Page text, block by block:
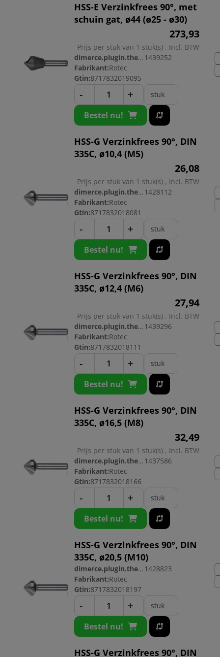
HSS-E Verzinkfrees 90°, met
schuin gat, ø44 (ø25 - ø30)
273,93
Prijs per stuk van 1 stuk(s) , Incl. BTW
dimerce.plugin.theme.productnr: 1439252
Fabrikant:Rotec
Gtin:8717832019095
- + stuk
Bestel nu!
HSS-G Verzinkfrees 90°, DIN
335C, ø10,4 (M5)
26,08
Prijs per stuk van 1 stuk(s) , Incl. BTW
dimerce.plugin.theme.productnr: 1428112
Fabrikant:Rotec
Gtin:8717832018081
- + stuk
Bestel nu!
HSS-G Verzinkfrees 90°, DIN
335C, ø12,4 (M6)
27,94
Prijs per stuk van 1 stuk(s) , Incl. BTW
dimerce.plugin.theme.productnr: 1439296
Fabrikant:Rotec
Gtin:8717832018111
- + stuk
Bestel nu!
HSS-G Verzinkfrees 90°, DIN
335C, ø16,5 (M8)
32,49
Prijs per stuk van 1 stuk(s) , Incl. BTW
dimerce.plugin.theme.productnr: 1437586
Fabrikant:Rotec
Gtin:8717832018166
- + stuk
Bestel nu!
HSS-G Verzinkfrees 90°, DIN
335C, ø20,5 (M10)
dimerce.plugin.theme.productnr: 1428823
Fabrikant:Rotec
Gtin:8717832018197
- + stuk
Bestel nu!
HSS-G Verzinkfrees 90°, DIN